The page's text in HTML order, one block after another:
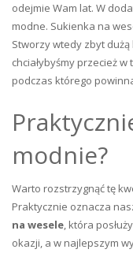
odejmie Wam lat. W
modne. Sukienka na
Stworzy wtedy zbyt dużą
chciałybyśmy przecież
podczas którego
modnie?
Warto rozstrzygnąć tę
Praktycznie oznacza
na wesele, która
okazji, a w najlepszym